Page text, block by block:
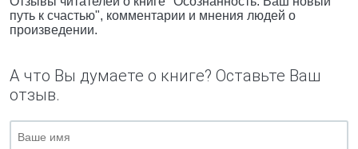
путь к счастью", комментарии и мнения людей о
произведении.
А что Вы думаете о книге? Оставьте Ваш
отзыв.